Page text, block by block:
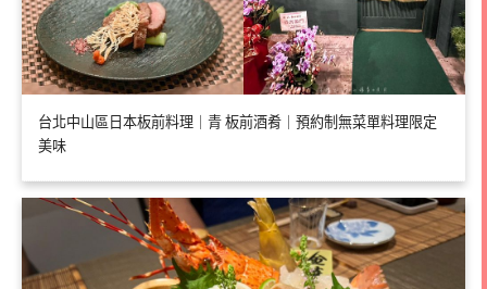
台北中山區日本板前料理｜青 板前酒肴｜預約制無菜單料理限定
美味